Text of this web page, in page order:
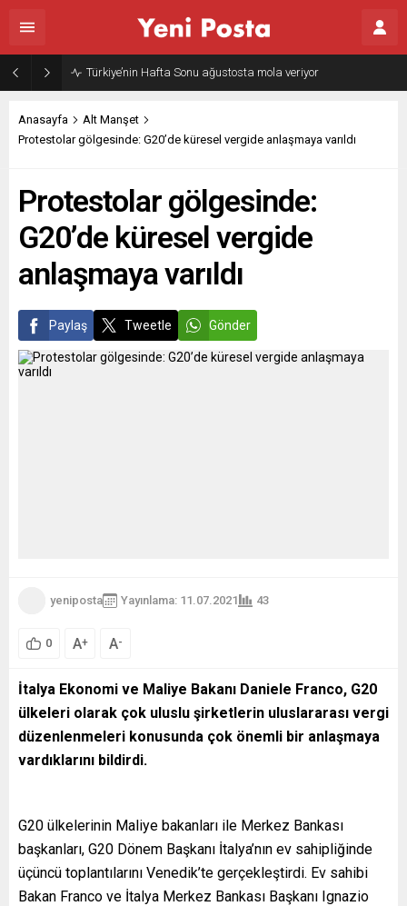
Gazze’nin geleceği: Teknokratik kontrol mü, kolonializm mi?
Anasayfa
Alt Manşet
Protestolar gölgesinde: G20’de küresel vergide anlaşmaya varıldı
Protestolar gölgesinde:
G20’de küresel vergide
anlaşmaya varıldı
Paylaş Tweetle Gönder
yeniposta Yayınlama: 11.07.2021 43
0 A+ A-
İtalya Ekonomi ve Maliye Bakanı Daniele Franco, G20
ülkeleri olarak çok uluslu şirketlerin uluslararası vergi
düzenlenmeleri konusunda çok önemli bir anlaşmaya
vardıklarını bildirdi.
G20 ülkelerinin Maliye bakanları ile Merkez Bankası
başkanları, G20 Dönem Başkanı İtalya’nın ev sahipliğinde
üçüncü toplantılarını Venedik’te gerçekleştirdi. Ev sahibi
Bakan Franco ve İtalya Merkez Bankası Başkanı Ignazio